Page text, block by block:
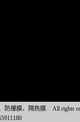
防爆膜、隔热膜.
All rights